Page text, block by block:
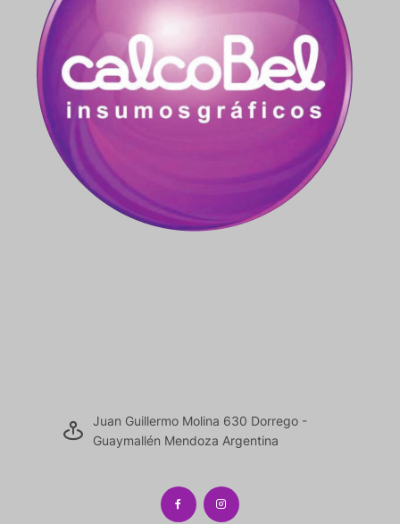
Juan Guillermo Molina 630 Dorrego -
Guaymallén Mendoza Argentina